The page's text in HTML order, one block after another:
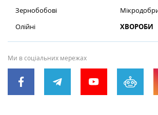
Зернобобові
Олійні
ХВОРОБИ
Ми в соціальних мережах